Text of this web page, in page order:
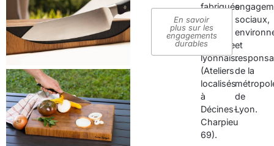
sociaux,
et
de la
de
Lyon.
fabriqués
sur
le
territoire
lyonnais.
(Ateliers
localisés
à
Décines-
Charpieu
69).
En savoir
plus sur les
engagements
durables